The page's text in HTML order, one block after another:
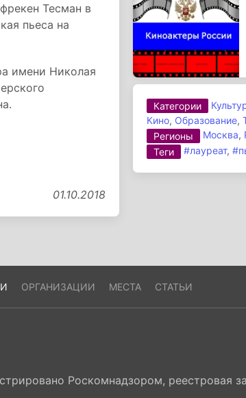
Тесман в
пьеса на
имени Николая
01.10.2018
Категории
Кино, Образование,
Регионы
Москва,
Теги
#лауреат,
ОРГАНИЗАЦИИ МЕСТА СТАТЬИ
Роскомнадзором, реестровая